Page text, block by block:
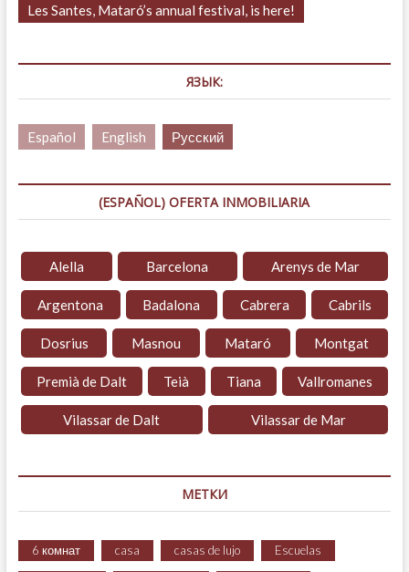
Les Santes, Mataró’s annual festival, is here!
ЯЗЫК:
Español English Русский
(ESPAÑOL) OFERTA INMOBILIARIA
Alella Barcelona Arenys de Mar
Argentona Badalona Cabrera Cabrils
Dosrius Masnou Mataró Montgat
Premià de Dalt Teià Tiana Vallromanes
Vilassar de Dalt Vilassar de Mar
МЕТКИ
6 комнат casa casas de lujo Escuelas